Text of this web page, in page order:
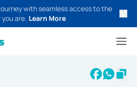
with seamless access to the
are. Learn More